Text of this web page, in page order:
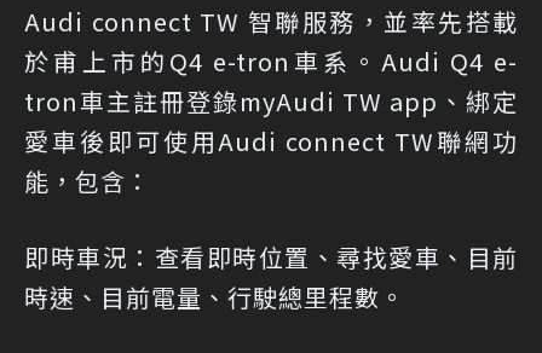
Audi connect TW 智聯服務，並率先搭載
於甫上市的Q4 e-tron車系。Audi Q4 e-
tron車主註冊登錄myAudi TW app、綁定
愛車後即可使用Audi connect TW聯網功
能，包含：
即時車況：查看即時位置、尋找愛車、目前
時速、目前電量、行駛總里程數。